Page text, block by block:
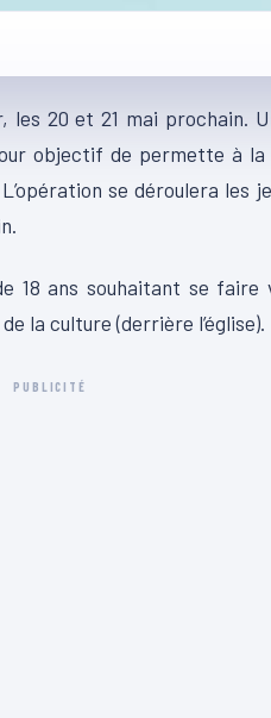
20 et 21 mai prochain.
objectif de permette à
se déroulera les
18 ans souhaitant se
la culture (derrière l’église).
PUBLICITÉ